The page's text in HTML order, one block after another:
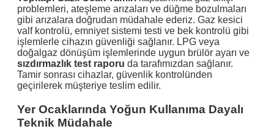
problemleri, ateşleme arızaları ve düğme bozulmaları
gibi arızalara doğrudan müdahale ederiz. Gaz kesici
valf kontrolü, emniyet sistemi testi ve bek kontrolü gibi
işlemlerle cihazın güvenliği sağlanır. LPG veya
doğalgaz dönüşüm işlemlerinde uygun brülör ayarı ve
sızdırmazlık test raporu da tarafımızdan sağlanır.
Tamir sonrası cihazlar, güvenlik kontrolünden
geçirilerek müşteriye teslim edilir.
Yer Ocaklarında Yoğun Kullanıma Dayalı
Teknik Müdahale